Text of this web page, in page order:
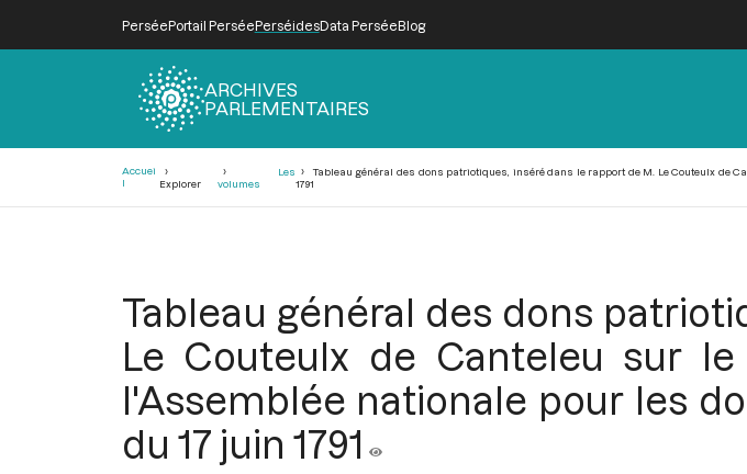
PerséePortail PerséePerséidesData PerséeBlog
ARCHIVES
PARLEMENTAIRES
Accuei
l
Explorer
Les
volumes
Tableau général des dons patriotiques, inséré dans le rapport de M. Le Couteulx de
1791
Tableau général des dons
Le Couteulx de Canteleu sur
l'Assemblée nationale pour les
du 17 juin 1791